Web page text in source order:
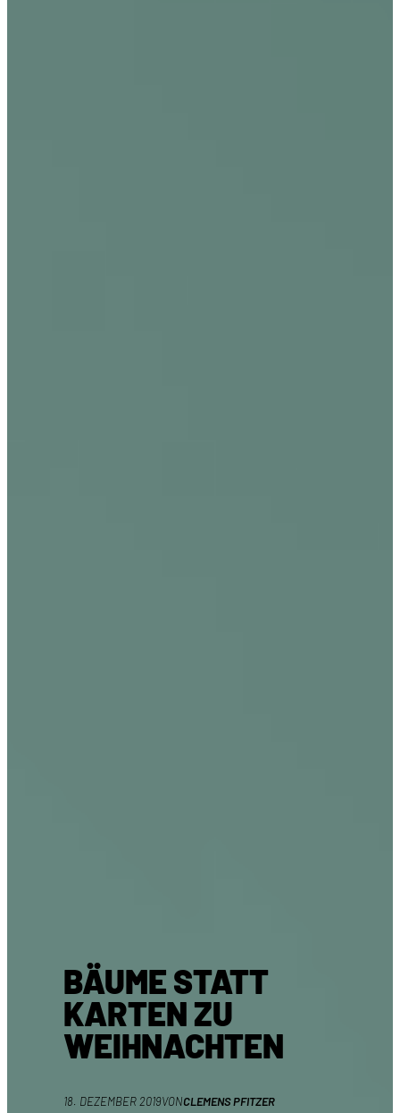
BÄUME STATT
KARTEN ZU
WEIHNACHTEN
18. DEZEMBER 2019VONCLEMENS PFITZER